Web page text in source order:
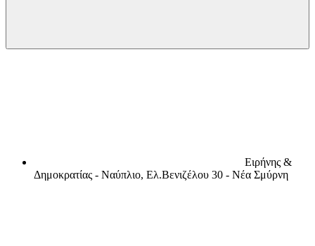
Ειρήνης &
Δημοκρατίας - Ναύπλιο, Ελ.Βενιζέλου 30 - Νέα Σμύρνη